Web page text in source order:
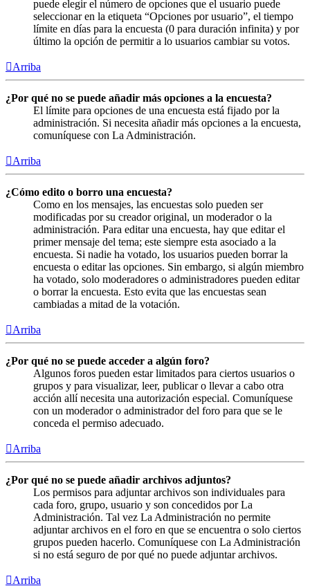
puede elegir el número de opciones que el usuario puede
seleccionar en la etiqueta “Opciones por usuario”, el tiempo
límite en días para la encuesta (0 para duración infinita) y por
último la opción de permitir a lo usuarios cambiar su votos.
Arriba
¿Por qué no se puede añadir más opciones a la encuesta?
El límite para opciones de una encuesta está fijado por la
administración. Si necesita añadir más opciones a la encuesta,
comuníquese con La Administración.
Arriba
¿Cómo edito o borro una encuesta?
Como en los mensajes, las encuestas solo pueden ser
modificadas por su creador original, un moderador o la
administración. Para editar una encuesta, hay que editar el
primer mensaje del tema; este siempre esta asociado a la
encuesta. Si nadie ha votado, los usuarios pueden borrar la
encuesta o editar las opciones. Sin embargo, si algún miembro
ha votado, solo moderadores o administradores pueden editar
o borrar la encuesta. Esto evita que las encuestas sean
cambiadas a mitad de la votación.
Arriba
¿Por qué no se puede acceder a algún foro?
Algunos foros pueden estar limitados para ciertos usuarios o
grupos y para visualizar, leer, publicar o llevar a cabo otra
acción allí necesita una autorización especial. Comuníquese
con un moderador o administrador del foro para que se le
conceda el permiso adecuado.
Arriba
¿Por qué no se puede añadir archivos adjuntos?
Los permisos para adjuntar archivos son individuales para
cada foro, grupo, usuario y son concedidos por La
Administración. Tal vez La Administración no permite
adjuntar archivos en el foro en que se encuentra o solo ciertos
grupos pueden hacerlo. Comuníquese con La Administración
si no está seguro de por qué no puede adjuntar archivos.
Arriba